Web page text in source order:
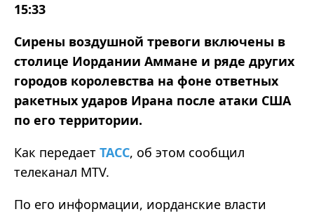
15:33
Сирены воздушной тревоги включены в
столице Иордании Аммане и ряде других
городов королевства на фоне ответных
ракетных ударов Ирана после атаки США
по его территории.
Как передает ТАСС, об этом сообщил
телеканал MTV.
По его информации, иорданские власти